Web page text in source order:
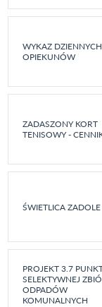
WYKAZ DZIENNYCH
OPIEKUNÓW
ZADASZONY KORT
TENISOWY -
ŚWIETLICA ZADOLE
PROJEKT 3.7
SELEKTYWNEJ
ODPADÓW
KOMUNALNYCH